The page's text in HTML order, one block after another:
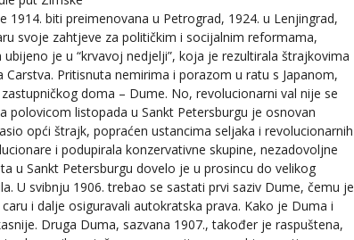
biti preimenovana u Petrograd, 1924. u Lenjingrad,
svoje zahtjeve za političkim i socijalnim reformama,
je u “krvavoj nedjelji”, koja je rezultirala štrajkovima
Pritisnuta nemirima i porazom u ratu s Japanom,
doma – Dume. No, revolucionarni val nije se
polovicom listopada u Sankt Petersburgu je osnovan
opći štrajk, popraćen ustancima seljaka i revolucionarnih
i podupirala konzervativne skupine, nezadovoljne
u Sankt Petersburgu dovelo je u prosincu do velikog
U svibnju 1906. trebao se sastati prvi saziv Dume, čemu je
i dalje osiguravali autokratska prava. Kako je Duma i
Druga Duma, sazvana 1907., također je raspuštena,